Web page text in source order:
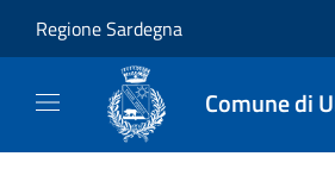
Regione Sardegna
Comune di